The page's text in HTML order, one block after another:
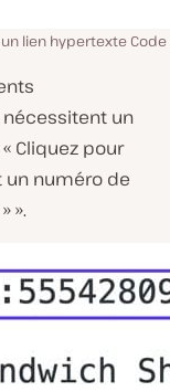
lien hypertexte Code
nécessitent un
Cliquez pour
un numéro de
».